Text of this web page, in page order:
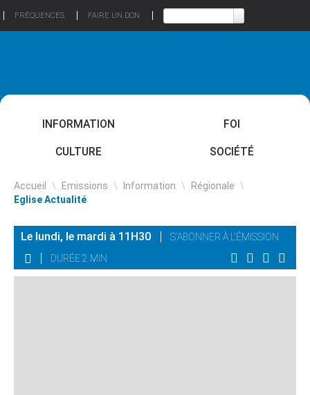
FRÉQUENCES FAIRE UN DON
INFORMATION FOI
CULTURE SOCIÉTÉ
Accueil \ Emissions \ Information \ Régionale \
Eglise Actualité
Le lundi, le mardi à 11H30
S'ABONNER À L'ÉMISSION
DURÉE 2 MIN